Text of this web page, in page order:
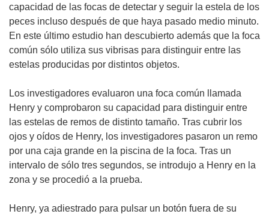
capacidad de las focas de detectar y seguir la estela de los
peces incluso después de que haya pasado medio minuto.
En este último estudio han descubierto además que la foca
común sólo utiliza sus vibrisas para distinguir entre las
estelas producidas por distintos objetos.
Los investigadores evaluaron una foca común llamada
Henry y comprobaron su capacidad para distinguir entre
las estelas de remos de distinto tamaño. Tras cubrir los
ojos y oídos de Henry, los investigadores pasaron un remo
por una caja grande en la piscina de la foca. Tras un
intervalo de sólo tres segundos, se introdujo a Henry en la
zona y se procedió a la prueba.
Henry, ya adiestrado para pulsar un botón fuera de su